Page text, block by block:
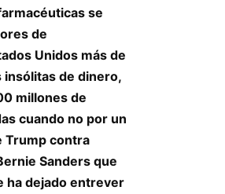
se
de
Unidos más de
insólitas de dinero,
millones de
cuando no por un
Trump contra
Sanders que
ha dejado entrever